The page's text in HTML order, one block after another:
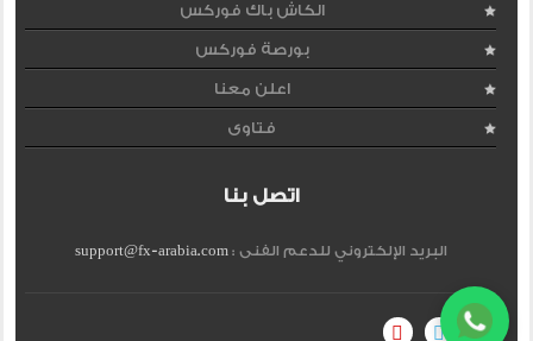
الكاش باك فوركس
بورصة فوركس
اعلن معنا
فتاوى
اتصل بنا
البريد الإلكتروني للدعم الفنى :support@fx-arabia.com